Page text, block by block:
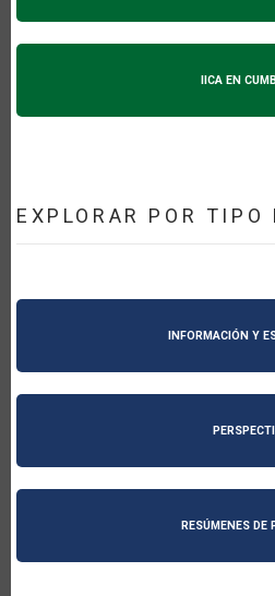
IICA EN
EXPLORAR POR TIPO
INFORMACIÓN Y
RESÚMENES DE